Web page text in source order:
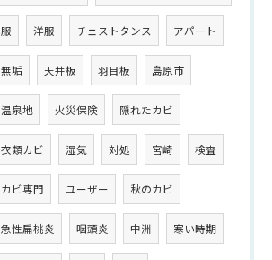
服 洋服 チェストタンス アパート
無垢 天井板 羽目板 島原市
温泉地 火災保険 隠れたカビ
衣類カビ 湿気 対処 宮崎 検査
カビ専門 ユーザー 秋のカビ
急性扁桃炎 咽頭炎 中洲 寒い時期